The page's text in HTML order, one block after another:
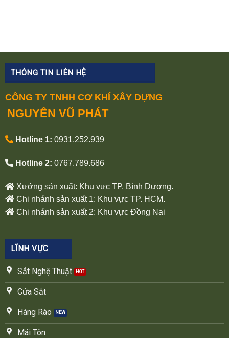
THÔNG TIN LIÊN HỆ
CÔNG TY TNHH CƠ KHÍ XÂY DỰNG
NGUYÊN VŨ PHÁT
Hotline 1: 0931.252.939
Hotline 2: 0767.789.686
Xưởng sản xuất: Khu vực TP. Bình Dương.
Chi nhánh sản xuất 1: Khu vực TP. HCM.
Chi nhánh sản xuất 2: Khu vực Đồng Nai
LĨNH VỰC
Sắt Nghệ Thuật
Cửa Sắt
Hàng Rào
Mái Tôn